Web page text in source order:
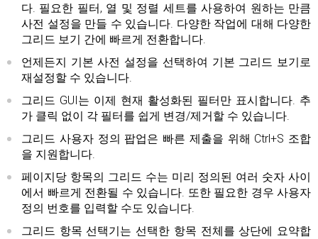
다. 필요한 필터, 열 및 정렬 세트를 사용하여 원하는 만큼
사전 설정을 만들 수 있습니다. 다양한 작업에 대해 다양한
그리드 보기 간에 빠르게 전환합니다.
언제든지 기본 사전 설정을 선택하여 기본 그리드 보기로
재설정할 수 있습니다.
그리드 GUI는 이제 현재 활성화된 필터만 표시합니다. 추
가 클릭 없이 각 필터를 쉽게 변경/제거할 수 있습니다.
그리드 사용자 정의 팝업은 빠른 제출을 위해 Ctrl+S 조합
을 지원합니다.
페이지당 항목의 그리드 수는 미리 정의된 여러 숫자 사이
에서 빠르게 전환될 수 있습니다. 또한 필요한 경우 사용자
정의 번호를 입력할 수도 있습니다.
그리드 항목 선택기는 선택한 항목 전체를 상단에 요약합